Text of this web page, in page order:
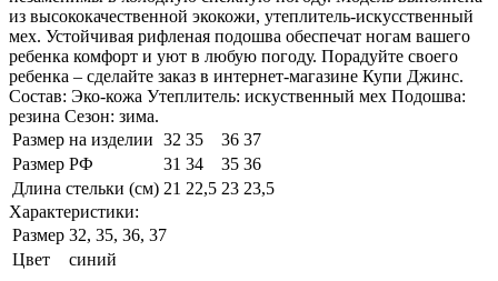
из высококачественной экокожи, утеплитель-искусственный
мех. Устойчивая рифленая подошва обеспечат ногам вашего
ребенка комфорт и уют в любую погоду. Порадуйте своего
ребенка – сделайте заказ в интернет-магазине Купи Джинс.
Состав: Эко-кожа Утеплитель: искуственный мех Подошва:
резина Сезон: зима.
Размер на изделии 32 35 36 37
Размер РФ
31 34 35 36
Длина стельки (см) 21 22,5 23 23,5
Характеристики:
Размер 32, 35, 36, 37
Цвет
синий